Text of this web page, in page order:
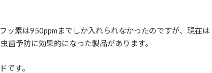
ッ素は950ppmまでしか入れられなかったのですが、現在は
歯予防に効果的になった製品があります。
です。